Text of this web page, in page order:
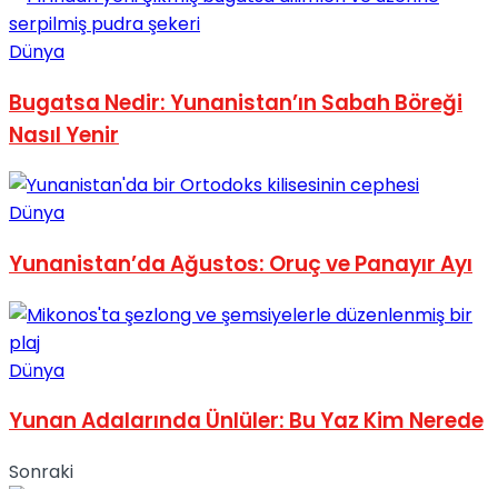
No Result
View All Result
Dünya
Bugatsa Nedir: Yunanistan’ın Sabah Böreği
Nasıl Yenir
Dünya
Yunanistan’da Ağustos: Oruç ve Panayır Ayı
Dünya
Yunan Adalarında Ünlüler: Bu Yaz Kim Nerede
Sonraki